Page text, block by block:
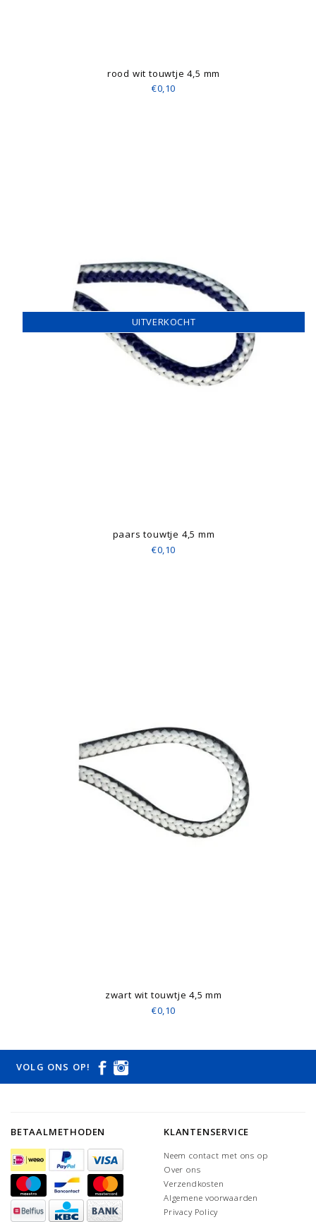
rood wit touwtje 4,5 mm
€0,10
UITVERKOCHT
paars touwtje 4,5 mm
€0,10
zwart wit touwtje 4,5 mm
€0,10
VOLG ONS OP!
BETAALMETHODEN KLANTENSERVICE
Neem contact met ons op
Over ons
Verzendkosten
Algemene voorwaarden
Privacy Policy